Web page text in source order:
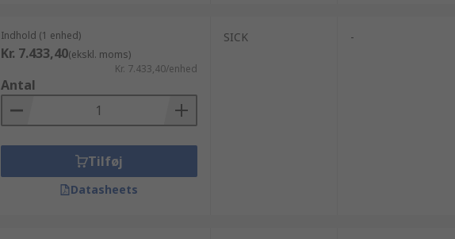
Indhold (1 enhed)
Kr. 7.433,40(ekskl. moms)
Kr. 7.433,40/enhed
Antal
Tilføj
Datasheets
SICK -